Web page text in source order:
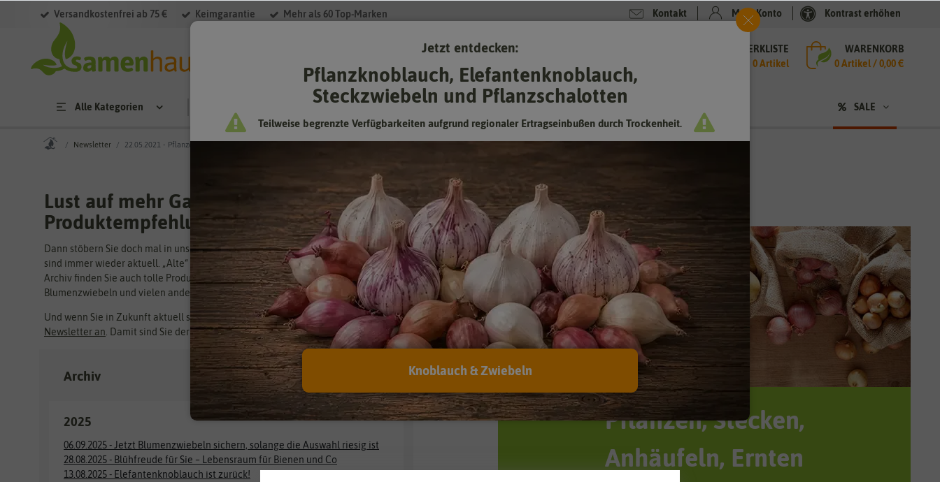
Versandkostenfrei ab 75 € Keimgarantie Mehr als 60 Top-Marken Kontakt Mein Konto Kontrast erhöhen
MERKLISTE
0 Artikel
WARENKORB
0Artikel /0,00 €
Alle Kategorien SALE
Newsletter 22.05.2021 - Pflanzen - Stecken - Anhäufeln - Ernten
Lust auf mehr Gartenwissen und
Produktempfehlungen?
Dann stöbern Sie doch mal in unseren Newslettern aus vergangener Zeit. Viele Themen
sind immer wieder aktuell. „Alte“ Newsletter gibt es bei uns nicht. In unserem Newsletter
Archiv finden Sie auch tolle Produktempfehlungen zu Saatgut, Geschenken,
Blumenzwiebeln und vielen anderen Artikeln.
Und wenn Sie in Zukunft aktuell sein wollen, dannmelden Sie sich doch für unseren
Newsletter an . Damit sind Sie der Zeit immer ein Stück voraus.
Archiv
2025
13.08.2025 - Elefantenknoblauch ist zurück!
28.08.2025 - Blühfreude für Sie – Lebensraum für Bienen und Co
06.09.2025 - Jetzt Blumenzwiebeln sichern, solange die Auswahl riesig ist
Pflanzen, Stecken,
Anhäufeln, Ernten
Jetzt entdecken:
Pflanzknoblauch, Elefantenknoblauch,
Steckzwiebeln und Pflanzschalotten
Teilweise begrenzte Verfügbarkeiten aufgrund regionaler Ertragseinbußen durch Trockenheit.
Knoblauch & Zwiebeln